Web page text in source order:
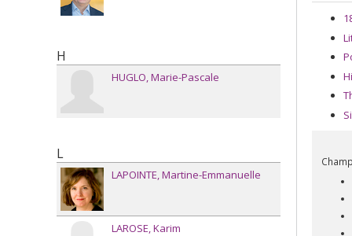
H
HUGLO Marie-Pascale
L
LAPOINTE Martine-Emmanuelle
LAROSE Karim